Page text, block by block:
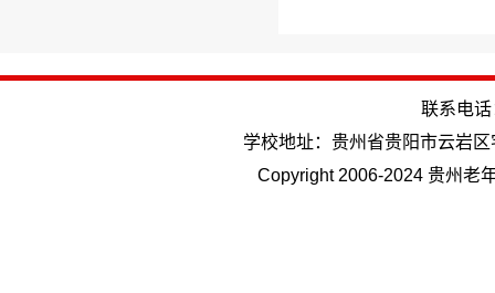
联系电
学校地址：贵州省贵阳市云岩
Copyright 2006-2024 贵州老